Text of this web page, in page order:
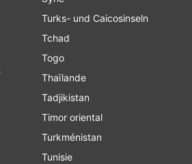
Turks- und Caicosinseln
Tchad
Togo
Thaïlande
Tadjikistan
Timor oriental
Turkménistan
Tunisie